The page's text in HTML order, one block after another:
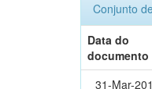
Conjunto
Data do
documento
31-Mar-